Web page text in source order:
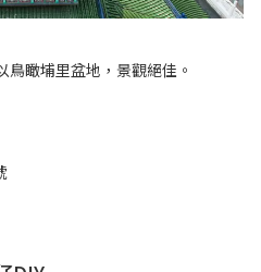
瞰埔里盆地，景觀絕佳。